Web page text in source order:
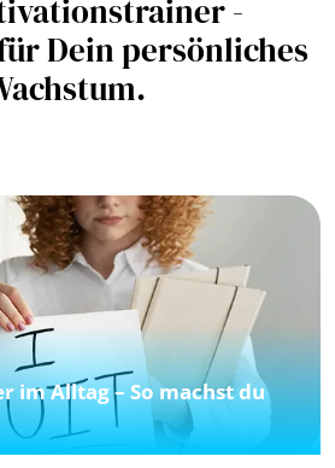
-
Dein persönliches
im Alltag – So machst du